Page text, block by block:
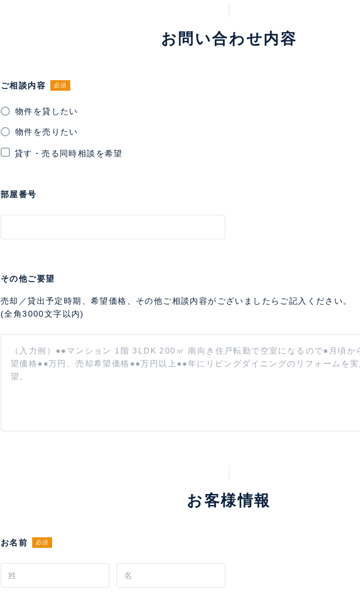
お問い合わせ内容
ご相談内容 必須
物件を貸したい
物件を売りたい
貸す・売る同時相談を希望
部屋番号
その他ご要望
売却／貸出予定時期、希望価格、その他ご相談内容がございましたらご記入ください。
(全角3000文字以内)
お客様情報
お名前 必須